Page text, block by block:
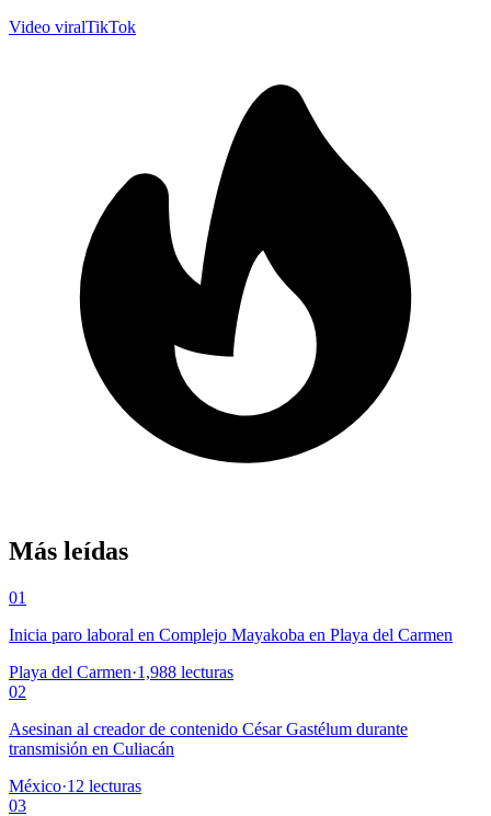
Video viralTikTok
Más leídas
01
Inicia paro laboral en Complejo Mayakoba en Playa del Carmen
Playa del Carmen·1,988 lecturas
02
Asesinan al creador de contenido César Gastélum durante
transmisión en Culiacán
México·12 lecturas
03